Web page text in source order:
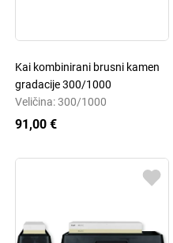
Kai kombinirani brusni kamen
gradacije 300/1000
Veličina: 300/1000
91,00 €